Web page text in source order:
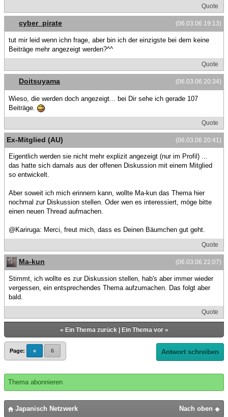
Quote
(06.03.06 19:13)
cyber_pirate
tut mir leid wenn ichn frage, aber bin ich der einzigste bei dem keine
Beiträge mehr angezeigt werden?^^
Quote
(06.03.06 20:34)
Doitsuyama
Wieso, die werden doch angezeigt... bei Dir sehe ich gerade 107
Beiträge.
Quote
(06.03.06 20:41)
Ex-Mitglied (AU)
Eigentlich werden sie nicht mehr explizit angezeigt (nur im Profil) ...
das hatte sich damals aus der offenen Diskussion mit einem Mitglied
so entwickelt.
Aber soweit ich mich erinnern kann, wollte Ma-kun das Thema hier
nochmal zur Diskussion stellen. Oder wen es interessiert, möge bitte
einen neuen Thread aufmachen.
@Kariruga: Merci, freut mich, dass es Deinen Bäumchen gut geht.
Quote
(06.03.06 22:07)
Ma-kun
Stimmt, ich wollte es zur Diskussion stellen, hab's aber immer wieder
vergessen, ein entsprechendes Thema aufzumachen. Das folgt aber
bald.
Quote
« Ein Thema zurück| Ein Thema vor»
Page: « 6 Antwort schreiben
Thema abonnieren
Nach oben
Japanisch Netzwerk